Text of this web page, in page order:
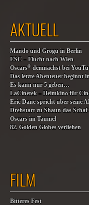
AKTUELL
Mando und Grogu in Berlin
ESC – Flucht nach Wien
Oscars® demnächst bei
Das letzte Abenteuer beginnt
Es kann nur 5 geben…
LaCinetek – Heimkino für
Eric Dane spricht über seine
Drehstart zu Shaun das Schaf
Oscars im Taumel
82. Golden Globes verliehen
FILM
Bitteres Fest